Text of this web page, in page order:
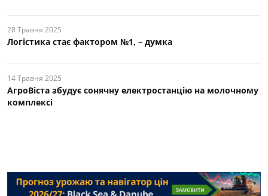
28 Травня 2025
Логістика стає фактором №1, – думка
14 Травня 2025
АгроВіста збудує сонячну електростанцію на молочному
комплексі